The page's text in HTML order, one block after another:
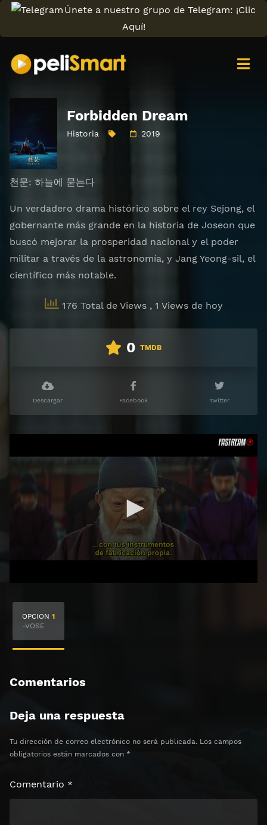
Únete a nuestro grupo de Telegram: ¡Clic
Aquí!
Forbidden Dream
Historia 2019
천문: 하늘에 묻는다
Un verdadero drama histórico sobre el rey Sejong, el
gobernante más grande en la historia de Joseon que
buscó mejorar la prosperidad nacional y el poder
militar a través de la astronomía, y Jang Yeong-sil, el
científico más notable.
176 Total de Views , 1 Views de hoy
0 TMDB
Descargar Facebook Twitter
Haz clic 3 veces en el botón para desbloquear el
⏰ El acceso expira en 1 hora
OPCION 1
-VOSE
Comentarios
Deja una respuesta
Tu dirección de correo electrónico no será publicada. Los campos
obligatorios están marcados con *
Comentario *